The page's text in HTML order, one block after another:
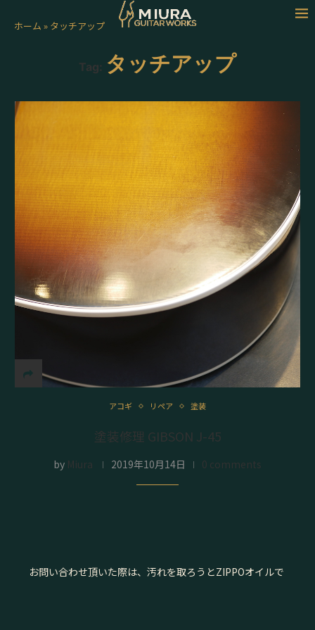
ホーム » タッチアップ
Tag: タッチアップ
アコギ リペア 塗装
塗装修理 GIBSON J-45
by Miura 2019年10月14日 0 comments
お問い合わせ頂いた際は、汚れを取ろうとZIPPOオイルで